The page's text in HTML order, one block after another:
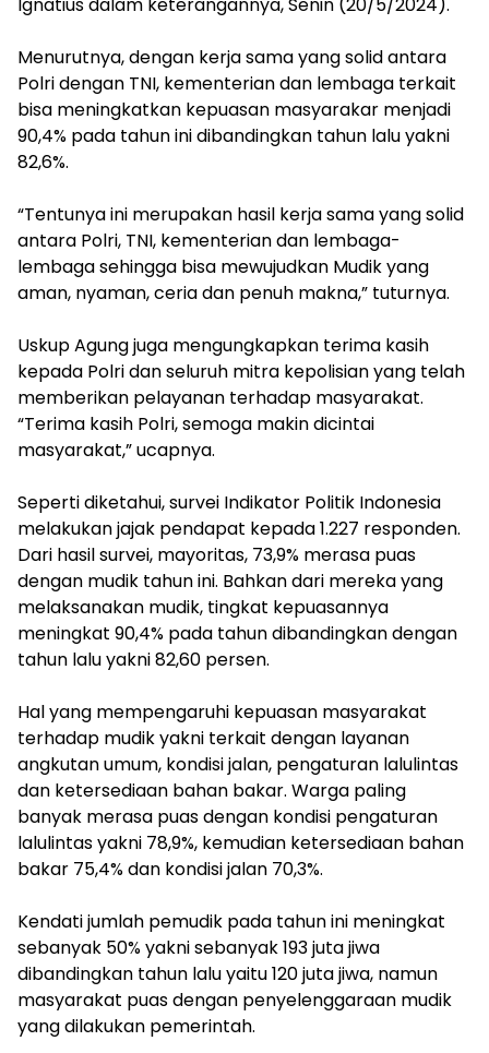
Ignatius dalam keterangannya, Senin (20/5/2024).
Menurutnya, dengan kerja sama yang solid antara
Polri dengan TNI, kementerian dan lembaga terkait
bisa meningkatkan kepuasan masyarakar menjadi
90,4% pada tahun ini dibandingkan tahun lalu yakni
82,6%.
“Tentunya ini merupakan hasil kerja sama yang solid
antara Polri, TNI, kementerian dan lembaga-
lembaga sehingga bisa mewujudkan Mudik yang
aman, nyaman, ceria dan penuh makna,” tuturnya.
Uskup Agung juga mengungkapkan terima kasih
kepada Polri dan seluruh mitra kepolisian yang telah
memberikan pelayanan terhadap masyarakat.
“Terima kasih Polri, semoga makin dicintai
masyarakat,” ucapnya.
Seperti diketahui, survei Indikator Politik Indonesia
melakukan jajak pendapat kepada 1.227 responden.
Dari hasil survei, mayoritas, 73,9% merasa puas
dengan mudik tahun ini. Bahkan dari mereka yang
melaksanakan mudik, tingkat kepuasannya
meningkat 90,4% pada tahun dibandingkan dengan
tahun lalu yakni 82,60 persen.
Hal yang mempengaruhi kepuasan masyarakat
terhadap mudik yakni terkait dengan layanan
angkutan umum, kondisi jalan, pengaturan lalulintas
dan ketersediaan bahan bakar. Warga paling
banyak merasa puas dengan kondisi pengaturan
lalulintas yakni 78,9%, kemudian ketersediaan bahan
bakar 75,4% dan kondisi jalan 70,3%.
Kendati jumlah pemudik pada tahun ini meningkat
sebanyak 50% yakni sebanyak 193 juta jiwa
dibandingkan tahun lalu yaitu 120 juta jiwa, namun
masyarakat puas dengan penyelenggaraan mudik
yang dilakukan pemerintah.